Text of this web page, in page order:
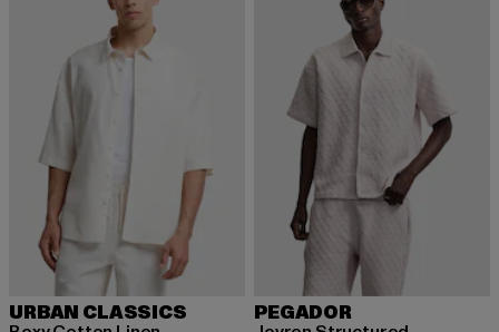
URBAN CLASSICS PEGADOR